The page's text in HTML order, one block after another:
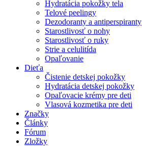
Hydratácia pokožky tela
Telové peelingy
Dezodoranty a antiperspiranty
Starostlivosť o nohy
Starostlivosť o ruky
Strie a celulitída
Opaľovanie
Dieťa
Čistenie detskej pokožky
Hydratácia detskej pokožky
Opaľovacie krémy pre deti
Vlasová kozmetika pre deti
Značky
Články
Fórum
Zložky